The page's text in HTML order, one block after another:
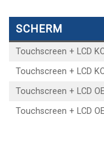
SCHERM
Touchscreen + LCD
Touchscreen + LCD
Touchscreen + LCD
Touchscreen + LCD